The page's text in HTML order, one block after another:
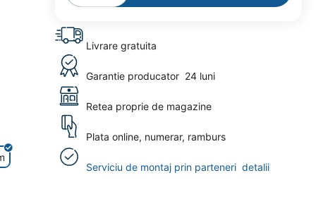
Livrare gratuita
Garantie producator 24 luni
Retea proprie de magazine
Plata online, numerar, ramburs
Serviciu de montaj prin parteneri detalii